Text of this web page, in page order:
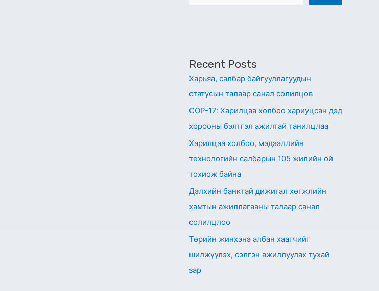
Recent Posts
Харьяа, салбар байгууллагуудын
статусын талаар санал солилцов
СОР-17: Харилцаа холбоо хариуцсан дэд
хорооны бэлтгэл ажилтай танилцлаа
Харилцаа холбоо, мэдээллийн
технологийн салбарын 105 жилийн ой
тохиож байна
Дэлхийн банктай дижитал хөгжлийн
хамтын ажиллагааны талаар санал
солилцлоо
Төрийн жинхэнэ албан хаагчийг
шилжүүлэх, сэлгэн ажиллуулах тухай
зар